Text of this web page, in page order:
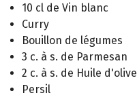
10 cl de Vin blanc
Curry
Bouillon de légumes
3 c. à s. de Parmesan
2 c. à s. de Huile d'olive
Persil